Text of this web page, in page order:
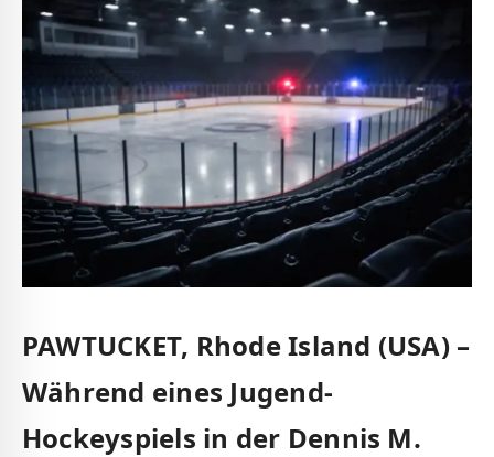
PAWTUCKET, Rhode Island (USA)–
Während eines Jugend-
Hockeyspiels in der Dennis M.